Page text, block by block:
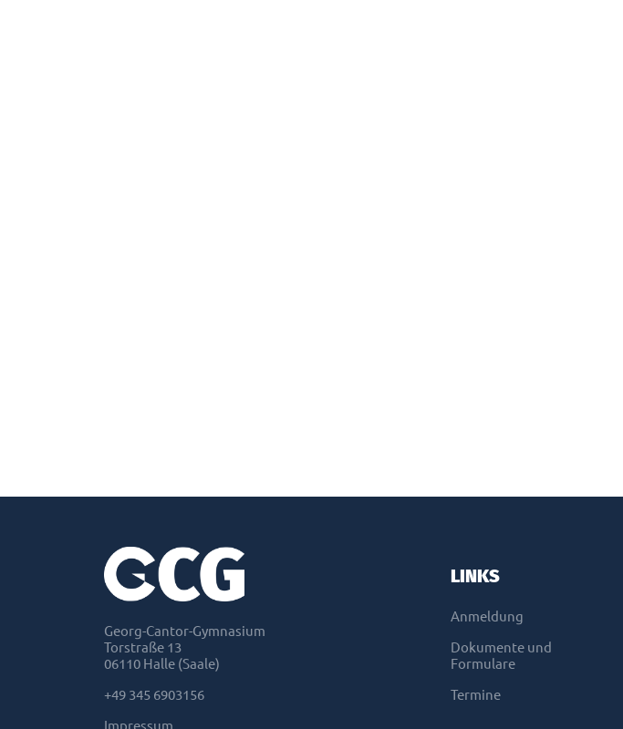
Georg-Cantor-Gymnasium
Torstraße 13
06110 Halle (Saale)
+49 345 6903156
LINKS
Anmeldung
Dokumente und
Formulare
Termine